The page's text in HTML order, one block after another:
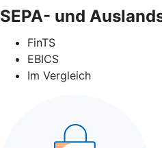
SEPA- und
FinTS
EBICS
Im Vergleich